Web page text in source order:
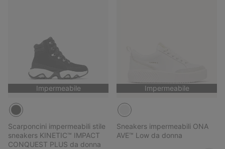
Impermeabile
Scarponcini impermeabili stile
sneakers KINETIC™ IMPACT
CONQUEST PLUS da donna
Impermeabile
Sneakers impermeabili ONA
AVE™ Low da donna